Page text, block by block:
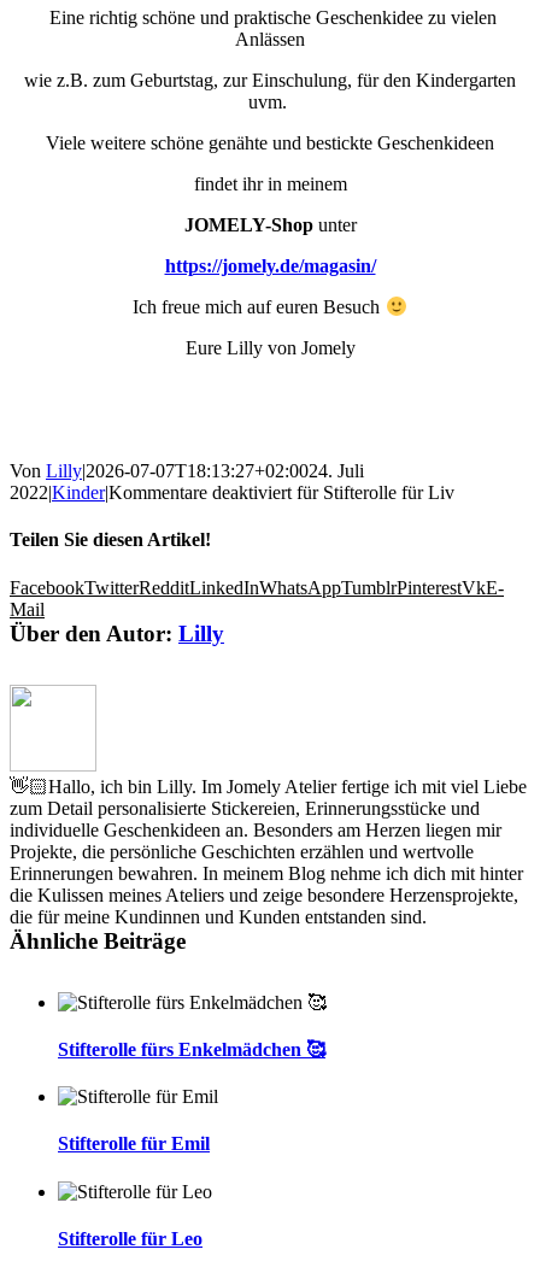
Eine richtig schöne und praktische Geschenkidee zu vielen
Anlässen
wie z.B. zum Geburtstag, zur Einschulung, für den Kindergarten
uvm.
Viele weitere schöne genähte und bestickte Geschenkideen
findet ihr in meinem
JOMELY-Shopunter
https://jomely.de/magasin/
Ich freue mich auf euren Besuch
Eure Lilly von Jomely
Von Lilly|2026-07-07T18:13:27+02:0024. Juli
2022|Kinder|Kommentare deaktiviert für Stifterolle für Liv
Teilen Sie diesen Artikel!
FacebookTwitterRedditLinkedInWhatsAppTumblrPinterestVkE-
Mail
Über den Autor: Lilly
👋🏻Hallo, ich bin Lilly. Im Jomely Atelier fertige ich mit viel Liebe
zum Detail personalisierte Stickereien, Erinnerungsstücke und
individuelle Geschenkideen an. Besonders am Herzen liegen mir
Projekte, die persönliche Geschichten erzählen und wertvolle
Erinnerungen bewahren. In meinem Blog nehme ich dich mit hinter
die Kulissen meines Ateliers und zeige besondere Herzensprojekte,
die für meine Kundinnen und Kunden entstanden sind.
Ähnliche Beiträge
Stifterolle fürs Enkelmädchen 🥰
Stifterolle für Emil
Stifterolle für Leo